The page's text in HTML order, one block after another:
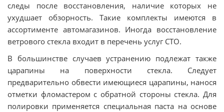
следы после восстановления, наличие которых не
ухудшает обзорность. Такие комплекты имеются в
ассортименте автомагазинов. Иногда восстановление
ветрового стекла входит в перечень услуг СТО.
В большинстве случаев устранению подлежат также
царапины на поверхности стекла. Следует
предварительно обвести имеющиеся царапины, нанося
отметки фломастером с обратной стороны стекла. Для
полировки применяется специальная паста на основе